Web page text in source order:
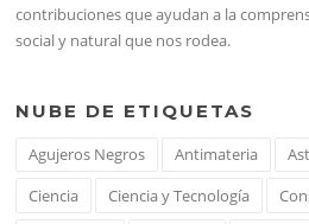
contribuciones que ayudan a la
social y natural que nos rodea.
NUBE DE ETIQUETAS
Agujeros Negros Antimateria
Ciencia
Ciencia y Tecnología